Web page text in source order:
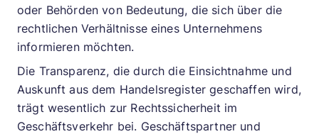
oder Behörden von Bedeutung, die sich über die
rechtlichen Verhältnisse eines Unternehmens
informieren möchten.
Die Transparenz, die durch die Einsichtnahme und
Auskunft aus dem Handelsregister geschaffen wird,
trägt wesentlich zur Rechtssicherheit im
Geschäftsverkehr bei. Geschäftspartner und